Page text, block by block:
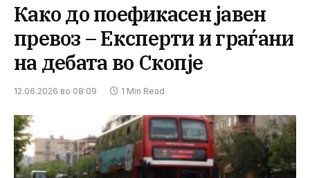
Како до поефикасен јавен
превоз – Експерти и граѓани
на дебата во Скопје
12.06.2026 во 08:09 1 Min Read